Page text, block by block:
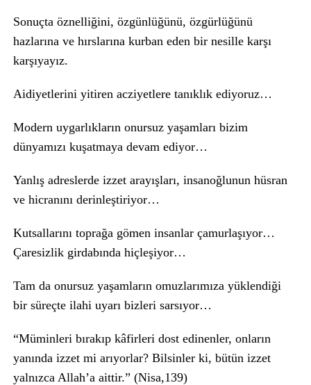
Sonuçta öznelliğini, özgünlüğünü, özgürlüğünü
hazlarına ve hırslarına kurban eden bir nesille karşı
karşıyayız.
Aidiyetlerini yitiren acziyetlere tanıklık ediyoruz…
Modern uygarlıkların onursuz yaşamları bizim
dünyamızı kuşatmaya devam ediyor…
Yanlış adreslerde izzet arayışları, insanoğlunun hüsran
ve hicranını derinleştiriyor…
Kutsallarını toprağa gömen insanlar çamurlaşıyor…
Çaresizlik girdabında hiçleşiyor…
Tam da onursuz yaşamların omuzlarımıza yüklendiği
bir süreçte ilahi uyarı bizleri sarsıyor…
“Müminleri bırakıp kâfirleri dost edinenler, onların
yanında izzet mi arıyorlar? Bilsinler ki, bütün izzet
yalnızca Allah’a aittir.” (Nisa,139)